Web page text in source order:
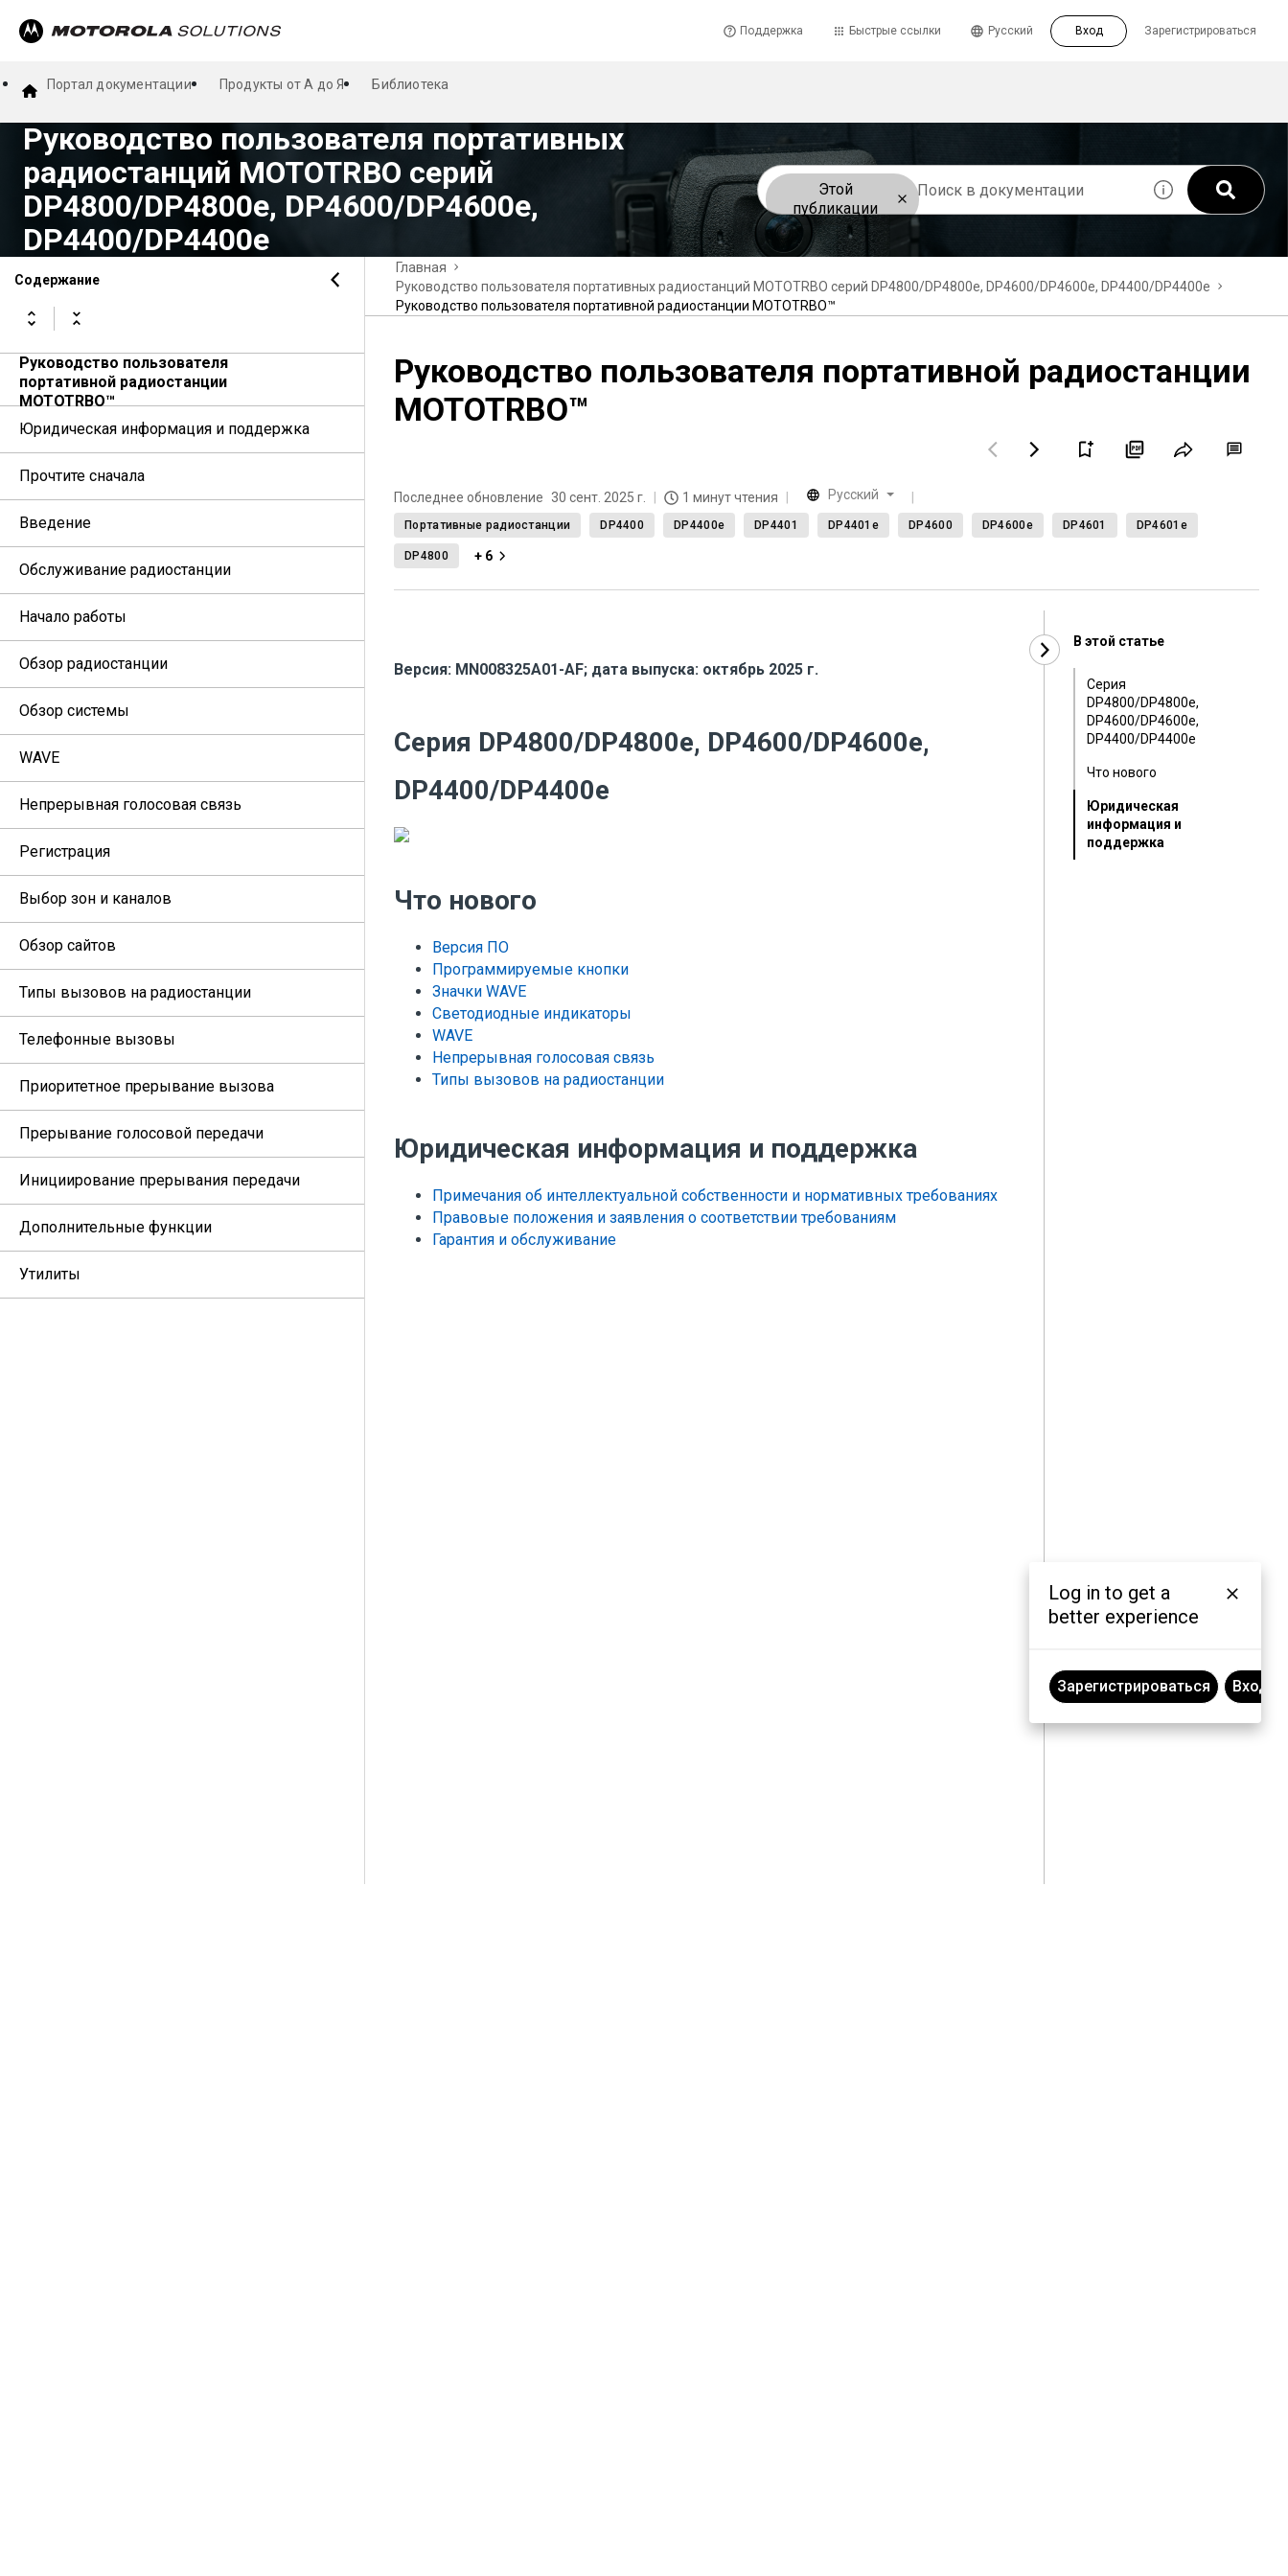
Поддержка Быстрые ссылки Зарегистрироваться
Русский Вход
Портал документации Продукты от А до Я Библиотека
Руководство пользователя портативных
радиостанций MOTOTRBO серий
DP4800/DP4800e, DP4600/DP4600e,
DP4400/DP4400e
Этой
публикации
Содержание
Руководство пользователя
портативной радиостанции
MOTOTRBO™
Юридическая информация и поддержка
Прочтите сначала
Введение
Обслуживание радиостанции
Начало работы
Обзор радиостанции
Обзор системы
WAVE
Непрерывная голосовая связь
Регистрация
Выбор зон и каналов
Обзор сайтов
Типы вызовов на радиостанции
Телефонные вызовы
Приоритетное прерывание вызова
Прерывание голосовой передачи
Инициирование прерывания передачи
Дополнительные функции
Утилиты
Главная
Руководство пользователя портативных радиостанций MOTOTRBO серий DP4800/DP4800e, DP4600/DP4600e, DP4400/DP4400e
Руководство пользователя портативной радиостанции MOTOTRBO™
Руководство пользователя портативной радиостанции
MOTOTRBO™
Последнее обновление 30 сент. 2025 г. 1 минут чтения Русский
Портативные радиостанции DP4400 DP4400e DP4401 DP4401e DP4600 DP4600e DP4601 DP4601e
DP4800 + 6
Версия: MN008325A01-AF; дата выпуска: октябрь 2025 г.
Серия DP4800/DP4800e, DP4600/DP4600e,
DP4400/DP4400e
Что нового
Версия ПО
Программируемые кнопки
Значки WAVE
Светодиодные индикаторы
WAVE
Непрерывная голосовая связь
Типы вызовов на радиостанции
Юридическая информация и поддержка
Примечания об интеллектуальной собственности и нормативных требованиях
Правовые положения и заявления о соответствии требованиям
Гарантия и обслуживание
В этой статье
Серия
DP4800/DP4800e,
DP4600/DP4600e,
DP4400/DP4400e
Что нового
Юридическая
информация и
поддержка
Log in to get a
better experience
Зарегистрироваться Вход